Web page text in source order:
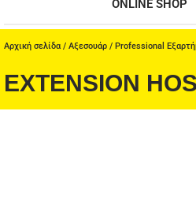
ONLINE SHOP
Αρχική σελίδα / Αξεσουάρ / Professional
EXTENSION